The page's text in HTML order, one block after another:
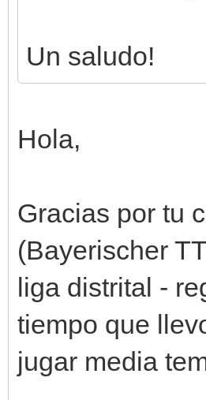
Un saludo!
Hola,
Gracias por tu
(Bayerischer
liga distrital -
tiempo que
jugar media